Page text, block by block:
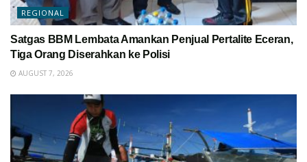
REGIONAL
Satgas BBM Lembata Amankan Penjual Pertalite Eceran,
Tiga Orang Diserahkan ke Polisi
AUGUST 7, 2026